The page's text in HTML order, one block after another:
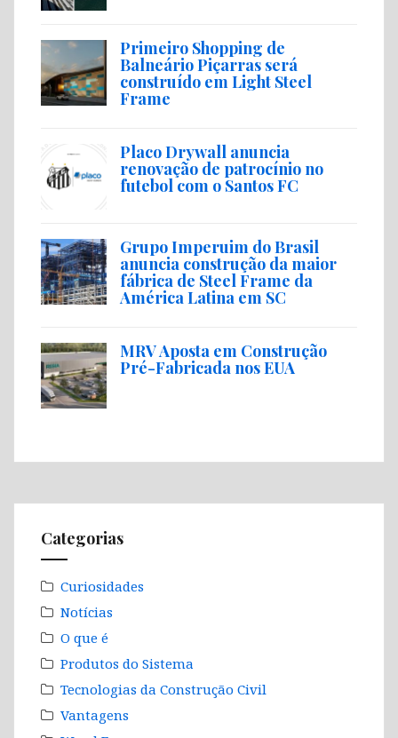
Primeiro Shopping de
Balneário Piçarras será
construído em Light Steel
Frame
Placo Drywall anuncia
renovação de patrocínio no
futebol com o Santos FC
Grupo Imperuim do Brasil
anuncia construção da maior
fábrica de Steel Frame da
América Latina em SC
MRV Aposta em Construção
Pré-Fabricada nos EUA
Categorias
Curiosidades
Notícias
O que é
Produtos do Sistema
Tecnologias da Construção Civil
Vantagens